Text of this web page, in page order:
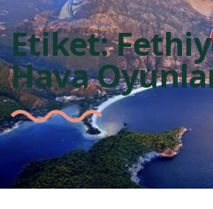
Etiket:
Hava